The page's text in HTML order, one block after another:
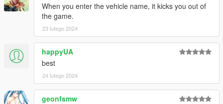
When you enter the vehicle name, it kicks you out of
the game.
23 lutego 2024
happyUA
best
24 lutego 2024
geonfsmw